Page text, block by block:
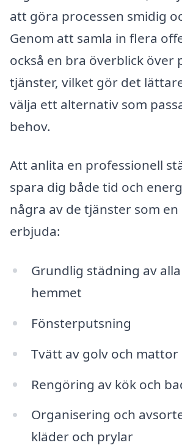
att göra processen smidig
Genom att samla in flera
också en bra överblick över
tjänster, vilket gör det
välja ett alternativ som
behov.
Att anlita en professionell
spara dig både tid och
några av de tjänster som
erbjuda:
Grundlig städning av
hemmet
Fönsterputsning
Tvätt av golv och mattor
Rengöring av kök och
Organisering och
kläder och prylar